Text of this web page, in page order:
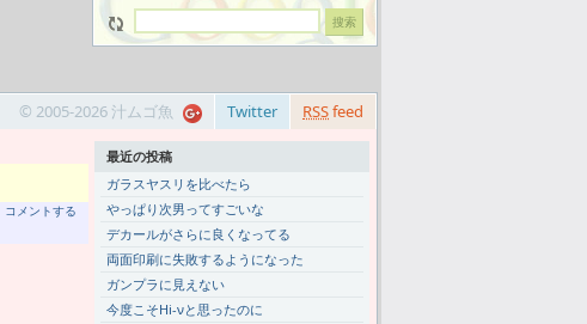
RSSfeed
Twitter
© 2005-2026 汁ムゴ魚
コメントする
最近の投稿
ガラスヤスリを比べたら
やっぱり次男ってすごいな
デカールがさらに良くなってる
両面印刷に失敗するようになった
ガンプラに見えない
今度こそHi-νと思ったのに